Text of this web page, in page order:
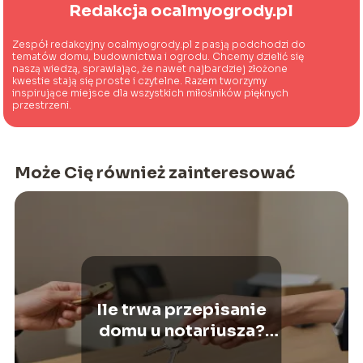
Redakcja ocalmyogrody.pl
Zespół redakcyjny ocalmyogrody.pl z pasją podchodzi do
tematów domu, budownictwa i ogrodu. Chcemy dzielić się
naszą wiedzą, sprawiając, że nawet najbardziej złożone
kwestie stają się proste i czytelne. Razem tworzymy
inspirujące miejsce dla wszystkich miłośników pięknych
przestrzeni.
Może Cię również zainteresować
Ile trwa przepisanie
domu u notariusza?
Wszystko, co musisz